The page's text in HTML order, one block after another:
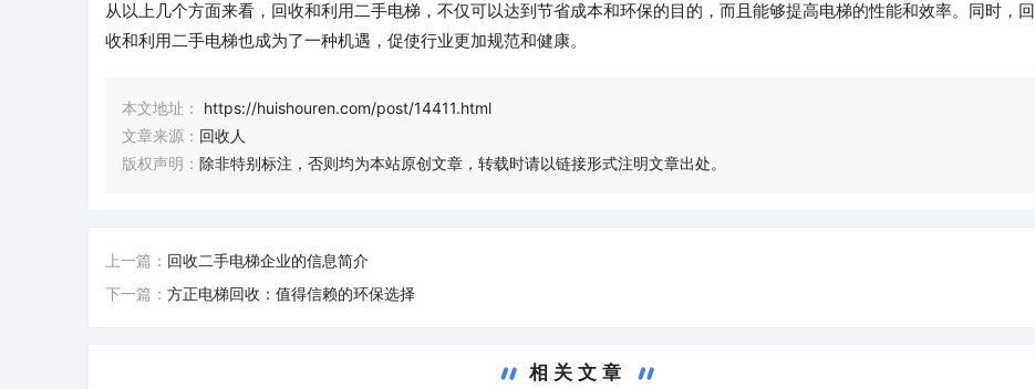
从以上几个方面来看，回收和利用二手电梯，不仅可以达到节省成本和环保的目的，而且能够提高电梯的性能和效率。同时，回
收和利用二手电梯也成为了一种机遇，促使行业更加规范和健康。
本文地址：
https://huishouren.com/post/14411.html
文章来源： 回收人
版权声明： 除非特别标注，否则均为本站原创文章，转载时请以链接形式注明文章出处。
上一篇： 回收二手电梯企业的信息简介
下一篇： 方正电梯回收：值得信赖的环保选择
相关文章